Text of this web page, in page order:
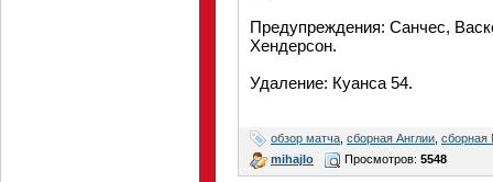
Предупреждения: Санчес,
Хендерсон.
Удаление: Куанса 54.
обзор матча сборная Англии сборная
mihajlo
Просмотров: 5548